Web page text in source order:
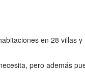
en 28 villas
pero además